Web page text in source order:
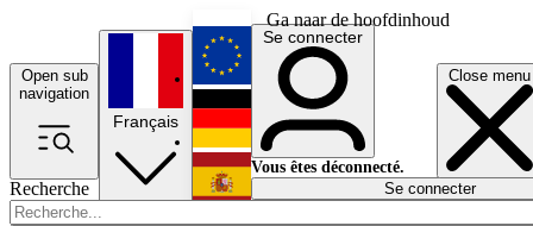
Ga naar de hoofdinhoud
Open sub
navigation
Close menu
Recherche
Français
English
Deutsch
Español
Se connecter
Vous êtes déconnecté.
Se connecter